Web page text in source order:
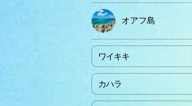
オアフ島
ワイキキ
カハラ